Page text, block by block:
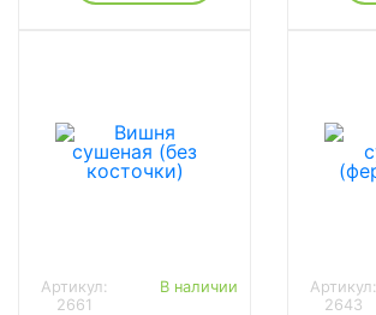
Артикул:
2661
В наличии
Артикул:
2643